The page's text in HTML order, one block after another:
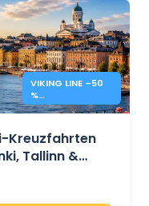
VIKING LINE –50
%
OSTSEEKREUZFAH
Kreuzfahrten
Tallinn &